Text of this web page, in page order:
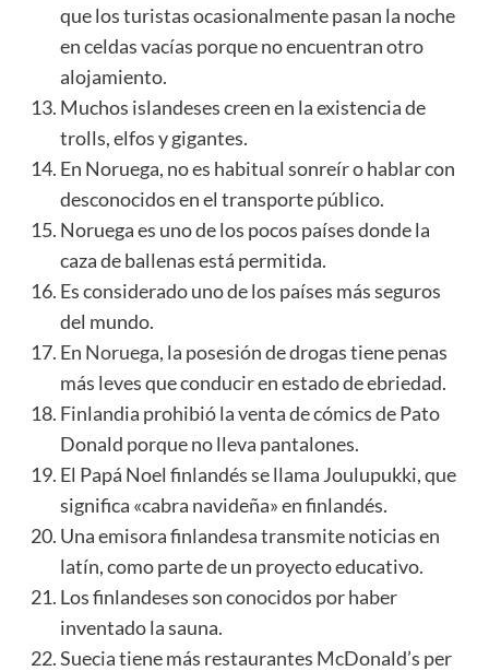
que los turistas ocasionalmente pasan la noche
en celdas vacías porque no encuentran otro
alojamiento.
Muchos islandeses creen en la existencia de
trolls, elfos y gigantes.
En Noruega, no es habitual sonreír o hablar con
desconocidos en el transporte público.
Noruega es uno de los pocos países donde la
caza de ballenas está permitida.
Es considerado uno de los países más seguros
del mundo.
En Noruega, la posesión de drogas tiene penas
más leves que conducir en estado de ebriedad.
Finlandia prohibió la venta de cómics de Pato
Donald porque no lleva pantalones.
El Papá Noel finlandés se llama Joulupukki, que
significa «cabra navideña» en finlandés.
Una emisora finlandesa transmite noticias en
latín, como parte de un proyecto educativo.
Los finlandeses son conocidos por haber
inventado la sauna.
Suecia tiene más restaurantes McDonald’s per